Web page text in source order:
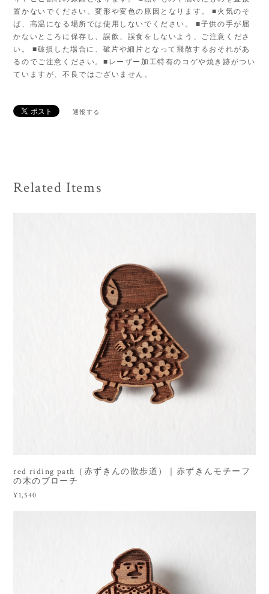
置かないでください。変形や変色の原因となります。 ■火気のそ
ば、高温になる場所では使用しないでください。 ■子供の手が届
かないところに保存し、誤飲、誤食をしないよう、ご注意くださ
い。 ■破損した場合に、破片や細片となって飛散するおそれがあ
るのでご注意ください。■レーザー加工特有のコゲや焼き跡がつい
ていますが、不良ではございません。
通報する
Related Items
red riding path（赤ずきんの散歩道）｜赤ずきんモチーフ
の木のブローチ
¥1,540